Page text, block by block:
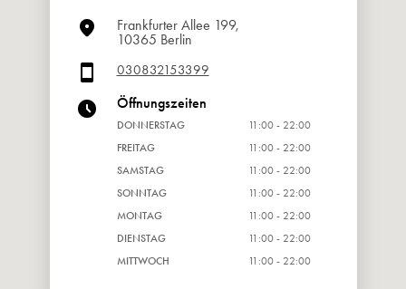
Frankfurter Allee 199,
10365 Berlin
030832153399
Öffnungszeiten
DONNERSTAG
11:00 - 22:00
FREITAG
11:00 - 22:00
SAMSTAG
11:00 - 22:00
SONNTAG
11:00 - 22:00
MONTAG
11:00 - 22:00
DIENSTAG
11:00 - 22:00
MITTWOCH
11:00 - 22:00